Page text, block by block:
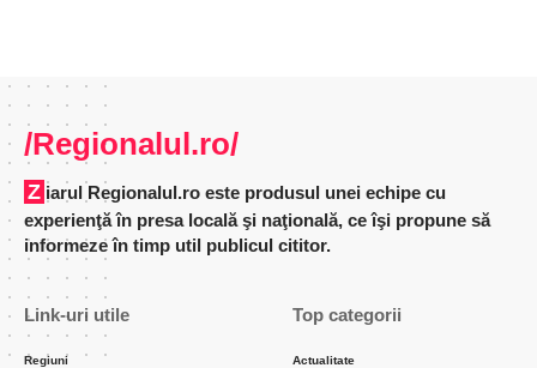
/Regionalul.ro/
Ziarul Regionalul.ro este produsul unei echipe cu
experienţă în presa locală şi naţională, ce îşi propune să
informeze în timp util publicul cititor.
Link-uri utile
Regiuni
Top categorii
Actualitate